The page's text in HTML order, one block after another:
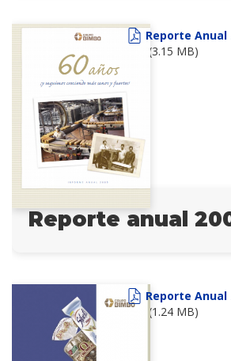
Reporte Anual
(3.15 MB)
Reporte anual
Reporte Anual
(1.24 MB)